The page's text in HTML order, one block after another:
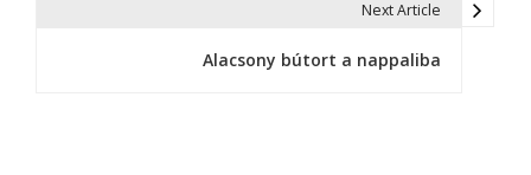
Next Article
Alacsony bútort a nappaliba